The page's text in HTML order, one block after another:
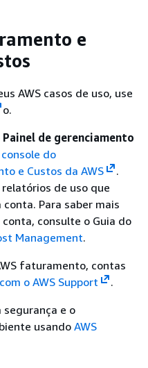
e
AWS casos de uso, use
o.
Painel de gerenciamento
console do
e Custos da AWS
.
de uso que
Para saber mais
consulte o Guia do
Management.
faturamento, contas
o AWS Support
.
e o
usando AWS